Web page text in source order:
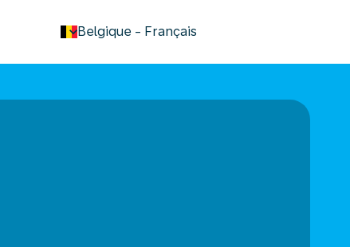
Belgique - Français
keyboard_arrow_down